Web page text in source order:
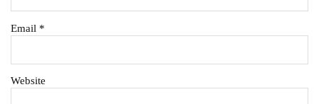
Email *
Website